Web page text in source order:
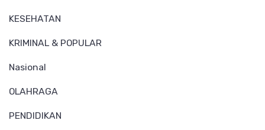
KESEHATAN
KRIMINAL & POPULAR
Nasional
OLAHRAGA
PENDIDIKAN